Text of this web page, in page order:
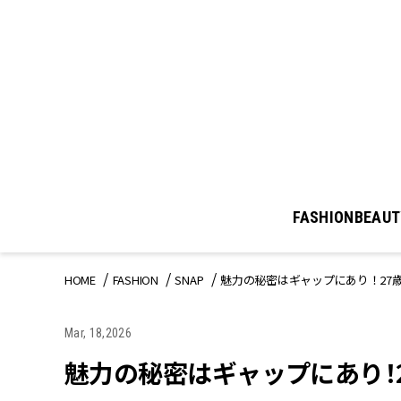
FASHION
HOME FASHION SNAP 魅力の秘密はギャップにあり！27
Mar, 18,2026
魅力の秘密はギャップにあり